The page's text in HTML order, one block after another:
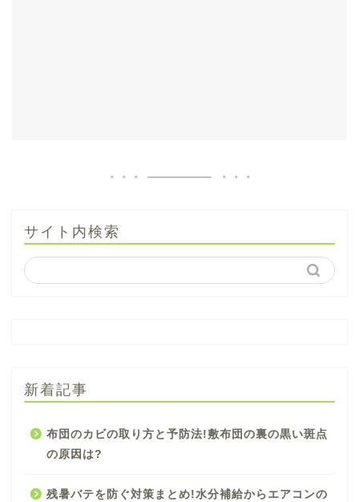
サイト内検索
新着記事
布団のカビの取り方と予防法!敷布団の裏の黒い斑点
の原因は?
残暑バテを防ぐ対策まとめ!水分補給からエアコンの